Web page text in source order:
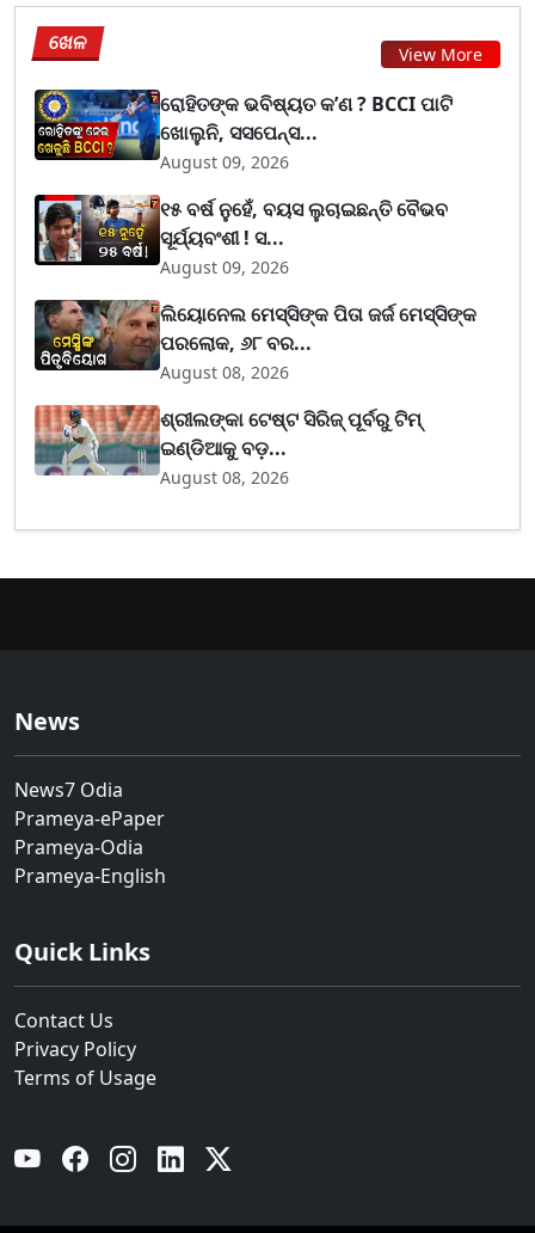
ଖେଳ View More
ରୋହିତଙ୍କ ଭବିଷ୍ୟତ କ’ଣ ? BCCI ପାଟି
ଖୋଲୁନି, ସସପେନ୍ସ...
August 09, 2026
୧୫ ବର୍ଷ ନୁହେଁ, ବୟସ ଲୁଚାଇଛନ୍ତି ବୈଭବ
ସୂର୍ଯ୍ୟବଂଶୀ ! ସ...
August 09, 2026
ଲିୟୋନେଲ ମେସ୍ସିଙ୍କ ପିତା ଜର୍ଜ ମେସ୍ସିଙ୍କ
ପରଲୋକ, ୬୮ ବର...
August 08, 2026
ଶ୍ରୀଲଙ୍କା ଟେଷ୍ଟ ସିରିଜ୍‌ ପୂର୍ବରୁ ଟିମ୍‌
ଇଣ୍ଡିଆକୁ ବଡ଼...
August 08, 2026
News
News7 Odia
Prameya-ePaper
Prameya-Odia
Prameya-English
Quick Links
Contact Us
Privacy Policy
Terms of Usage
YouTube Facebook Instagram Linkedin